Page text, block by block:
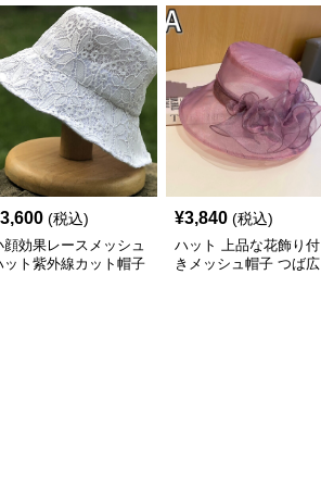
3,600 (税込)
顔効果レースメッシュ
ット紫外線カット帽子
¥3,840 (税込)
ハット 上品な花飾り付
きメッシュ帽子 つば広